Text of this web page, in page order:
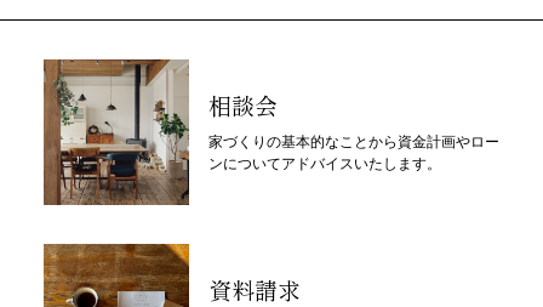
相談会
家づくりの基本的なことから資金計画やロー
ンについてアドバイスいたします。
資料請求